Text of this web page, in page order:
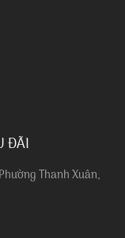
ĐÃI
Thanh Xuân,